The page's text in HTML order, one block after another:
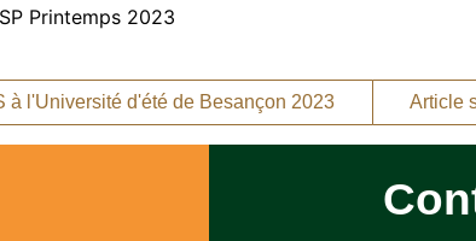
à l'Université d'été de Besançon 2023 Article